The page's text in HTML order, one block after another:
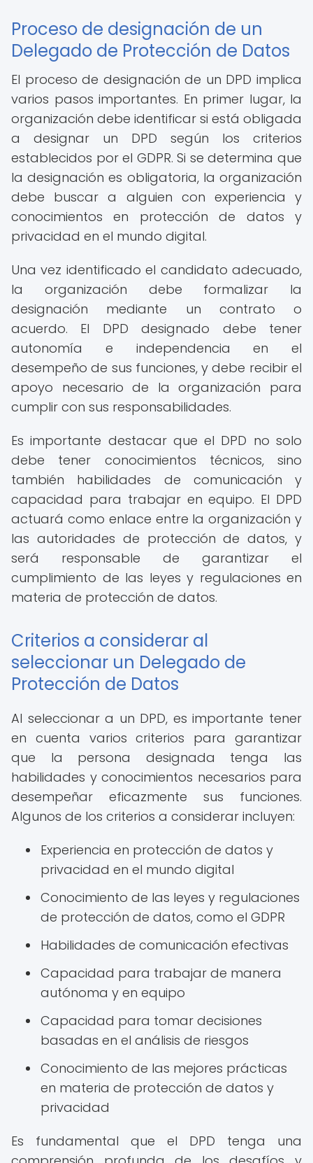
Proceso de designación de un
Delegado de Protección de Datos
El proceso de designación de un DPD implica
varios pasos importantes. En primer lugar, la
organización debe identificar si está obligada
a designar un DPD según los criterios
establecidos por el GDPR. Si se determina que
la designación es obligatoria, la organización
debe buscar a alguien con experiencia y
conocimientos en protección de datos y
privacidad en el mundo digital.
Una vez identificado el candidato adecuado,
la organización debe formalizar la
designación mediante un contrato o
acuerdo. El DPD designado debe tener
autonomía e independencia en el
desempeño de sus funciones, y debe recibir el
apoyo necesario de la organización para
cumplir con sus responsabilidades.
Es importante destacar que el DPD no solo
debe tener conocimientos técnicos, sino
también habilidades de comunicación y
capacidad para trabajar en equipo. El DPD
actuará como enlace entre la organización y
las autoridades de protección de datos, y
será responsable de garantizar el
cumplimiento de las leyes y regulaciones en
materia de protección de datos.
Criterios a considerar al
seleccionar un Delegado de
Protección de Datos
Al seleccionar a un DPD, es importante tener
en cuenta varios criterios para garantizar
que la persona designada tenga las
habilidades y conocimientos necesarios para
desempeñar eficazmente sus funciones.
Algunos de los criterios a considerar incluyen:
Experiencia en protección de datos y
privacidad en el mundo digital
Conocimiento de las leyes y regulaciones
de protección de datos, como el GDPR
Habilidades de comunicación efectivas
Capacidad para trabajar de manera
autónoma y en equipo
Capacidad para tomar decisiones
basadas en el análisis de riesgos
Conocimiento de las mejores prácticas
en materia de protección de datos y
privacidad
Es fundamental que el DPD tenga una